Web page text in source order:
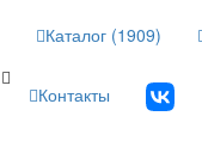
Каталог (1909)
Контакты